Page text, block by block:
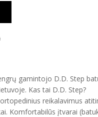
gamintojo D.D. Step
Kas tai D.D. Step?
reikalavimus
Komfortabilūs įtvarai